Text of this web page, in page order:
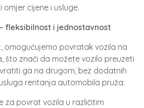
cijene i usluge.
fleksibilnost i jednostavnost
omogućujemo povratak vozila na
što znači da možete vozilo preuzeti
ga na drugom, bez dodatnih
rentanja automobila pruža:
za povrat vozila u različitim